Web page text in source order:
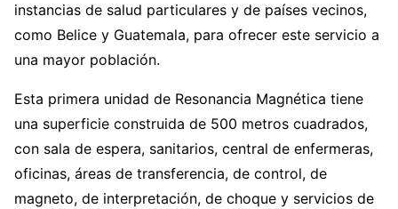
instancias de salud particulares y de países vecinos,
como Belice y Guatemala, para ofrecer este servicio a
una mayor población.
Esta primera unidad de Resonancia Magnética tiene
una superficie construida de 500 metros cuadrados,
con sala de espera, sanitarios, central de enfermeras,
oficinas, áreas de transferencia, de control, de
magneto, de interpretación, de choque y servicios de